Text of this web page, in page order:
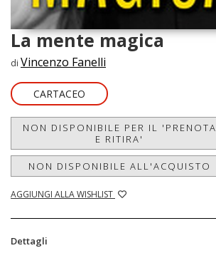
La mente magica
di Vincenzo Fanelli
CARTACEO
NON DISPONIBILE PER IL 'PRENOTA
E RITIRA'
NON DISPONIBILE ALL'ACQUISTO
AGGIUNGI ALLA WISHLIST
Dettagli